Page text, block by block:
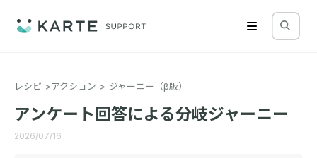
レシピ アクション ジャーニー（β版）
アンケート回答による分岐ジャーニー
2026/07/16